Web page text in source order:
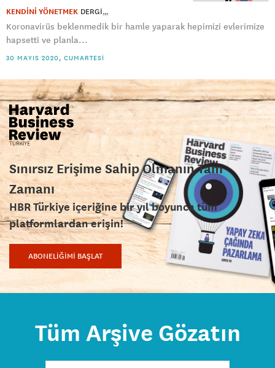
KENDİNİ YÖNETMEK DERGI
Koronavirüs beklenmedik bir hamle yaparak hepimizi evlerimize
hapsetti ve planla...
30 MAYIS 2020, CUMARTESI
Sınırsız Erişime Sahip Olmanın Tam
Zamanı
HBR Türkiye içeriğine bir yıl boyunca tüm
platformlardan erişin!
ABONELİĞİMİ BAŞLAT
Tüm Arşive Gözatın